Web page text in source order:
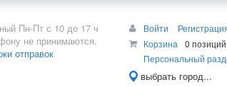
Пн-Пт с 10 до 17 ч
не принимаются.
отправок
Войти
Корзина
0 позиций
Персональный
выбрать город...